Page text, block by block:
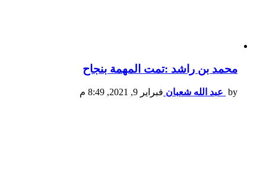
محمد بن راشد :تمت المهمة بنجاح
by عبد الله شعبان فبراير 9, 2021, 8:49 م